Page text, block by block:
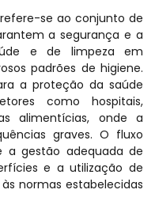
se ao conjunto de
a segurança e a
e de limpeza em
padrões de higiene.
a proteção da saúde
como hospitais,
alimentícias, onde a
graves. O fluxo
a gestão adequada de
e a utilização de
normas estabelecidas